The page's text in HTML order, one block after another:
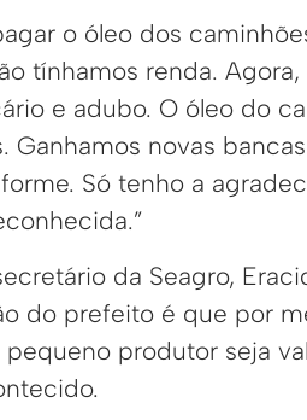
o óleo dos
tínhamos renda.
e adubo. O óleo do
novas
Só tenho a
da Seagro,
do prefeito é que por
pequeno produtor seja